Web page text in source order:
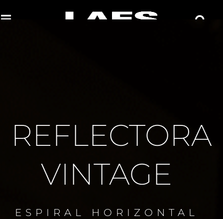
Incandescente
REFLECTORA
VINTAGE
ESPIRAL HORIZONTAL